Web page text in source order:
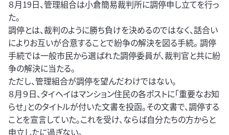
８月19日、管理組合は小倉簡易裁判所に調停申し立てを行っ
た。
調停とは、裁判のように勝ち負けを決めるのではなく、話合い
によりお互いが合意することで紛争の解決を図る手続。 調停
手続では一般市民から選ばれた調停委員が、裁判官と共に紛
争の解決に当たる。
ただし、管理組合が調停を望んだわけではない。
８月９日、タイヘイはマンション住民の各ポストに「重要なお知
らせ」とのタイトルが付いた文書を投函。その文書で、調停する
ことを宣言していた。これを受け、ならば自分たちの方からと
申立したに過ぎない。